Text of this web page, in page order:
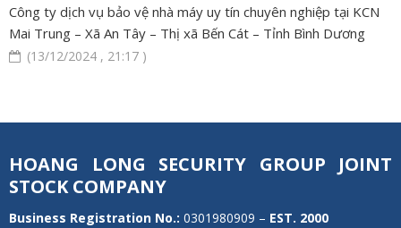
Công ty dịch vụ bảo vệ nhà máy uy tín chuyên nghiệp tại KCN
Mai Trung – Xã An Tây – Thị xã Bến Cát – Tỉnh Bình Dương
(13/12/2024 , 21:17 )
HOANG LONG SECURITY GROUP JOINT
STOCK COMPANY
Business Registration No.: 0301980909 – EST. 2000